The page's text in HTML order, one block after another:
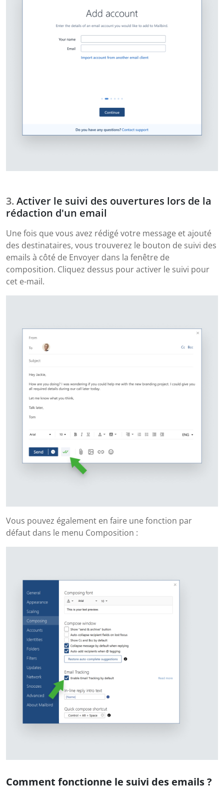
Activer le suivi des ouvertures lors de la
rédaction d'un email
Une fois que vous avez rédigé votre message et ajouté
des destinataires, vous trouverez le bouton de suivi des
emails à côté de Envoyer dans la fenêtre de
composition. Cliquez dessus pour activer le suivi pour
cet e-mail.
Vous pouvez également en faire une fonction par
défaut dans le menu Composition :
Comment fonctionne le suivi des emails ?